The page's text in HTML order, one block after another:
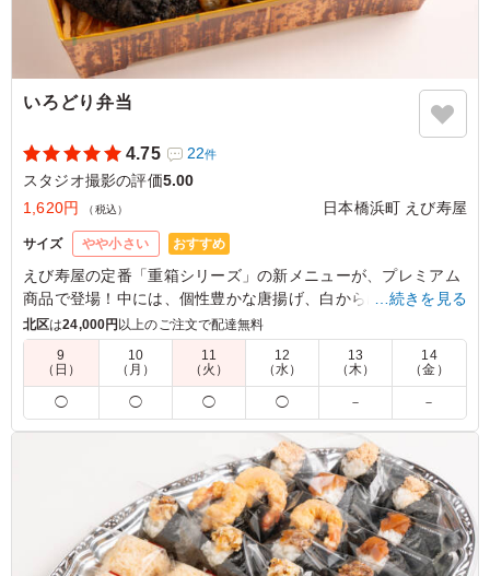
いろどり弁当
4.75 22件
スタジオ撮影の評価5.00
1,620円
（税込） 日本橋浜町 えび寿屋
サイズ やや小さい おすすめ
えび寿屋の定番「重箱シリーズ」の新メニューが、プレミアム
商品で登場！中には、個性豊かな唐揚げ、白から(塩)、黒から
(バジル)が堂々と並び、主役級の存在感を放ちます。さらに、
香ばしく焼き上げた人気の焼き鳥2本、甘辛いタレが絶妙な鶏
の照り焼き、コク深い味わいの鶏の西京味噌焼きと、まさに鶏
づくしの豪華なラインナップ。ご飯の上は、風味豊かなきんぴ
らが敷かれ、全体の味を引き立てる名脇役として活躍します。
ひとつの重で何通りもの味わいを楽しめる、見た目も味も贅沢
かつ満足感のあるお弁当です。会議やロケのお食事としても外
株式会社ソニマージュ
味付けがちょうど良く、鶏肉の旨味をしっかり感じられる
…続きを見る
北区は24,000円 以上のご注文で配達無料
9
（日）
10
（月）
11
（火）
12
（水）
13
（木）
14
（金）
◯ ◯ ◯ ◯ － －